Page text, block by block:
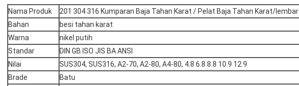
Nama Produk
201 304 316 Kumparan Baja Tahan Karat / Pelat Baja Tahan Karat/lembar
Bahan
besi tahan karat
Warna
nikel putih
Standar
DIN GB ISO JIS BA ANSI
Nilai
SUS304, SUS316, A2-70, A2-80, A4-80, 4.8 6.8 8.8 10.9 12.9
Brade
Batu